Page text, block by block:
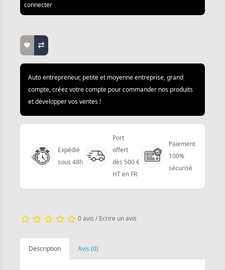
connecter
Auto entrepreneur, petite et moyenne entreprise, grand
compte, créez votre compte pour commander nos produits
et développer vos ventes !
Expédié
sous 48h
Port
offert
dès 500 €
HT en FR
Paiement
100%
sécurisé
0 avis / Ecrire un avis
Description Avis (0)